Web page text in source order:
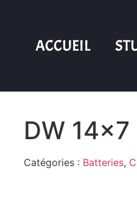
ACCUEIL
DW 14×7
Catégories : Batteries,